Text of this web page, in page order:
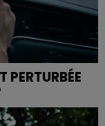
PERTURBÉE